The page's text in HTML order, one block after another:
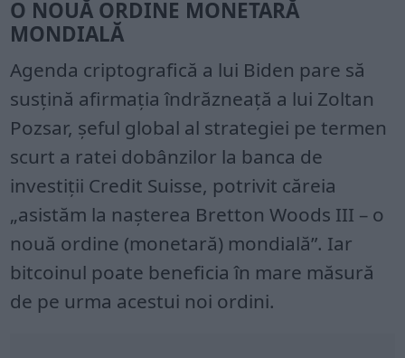
O NOUĂ ORDINE MONETARĂ
MONDIALĂ
Agenda criptografică a lui Biden pare să
susțină afirmația îndrăzneață a lui Zoltan
Pozsar, șeful global al strategiei pe termen
scurt a ratei dobânzilor la banca de
investiții Credit Suisse, potrivit căreia
„asistăm la nașterea Bretton Woods III – o
nouă ordine (monetară) mondială”. Iar
bitcoinul poate beneficia în mare măsură
de pe urma acestui noi ordini.